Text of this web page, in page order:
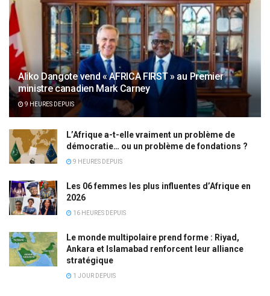
Aliko Dangote vend « AFRICA FIRST » au Premier
ministre canadien Mark Carney
9 HEURES DEPUIS
L’Afrique a-t-elle vraiment un problème de
démocratie… ou un problème de fondations ?
9 HEURES DEPUIS
Les 06 femmes les plus influentes d’Afrique en
2026
16 HEURES DEPUIS
Le monde multipolaire prend forme : Riyad,
Ankara et Islamabad renforcent leur alliance
stratégique
1 JOUR DEPUIS